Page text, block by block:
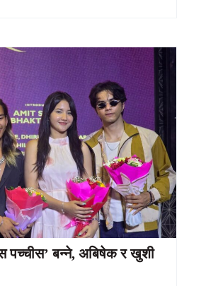
पच्चीस’ बन्ने, अबिषेक र खुशी